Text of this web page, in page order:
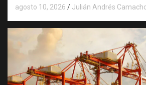
agosto 10, 2026 Julián Andrés